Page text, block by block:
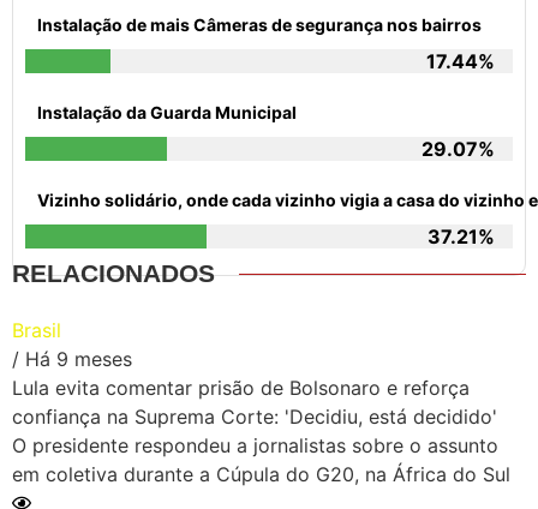
Instalação de mais Câmeras de segurança nos bairros
17.44%
Instalação da Guarda Municipal
29.07%
Vizinho solidário, onde cada vizinho vigia a casa do vizinho
37.21%
RELACIONADOS
Brasil
/ Há 9 meses
Lula evita comentar prisão de Bolsonaro e reforça
confiança na Suprema Corte: 'Decidiu, está decidido'
O presidente respondeu a jornalistas sobre o assunto
em coletiva durante a Cúpula do G20, na África do Sul